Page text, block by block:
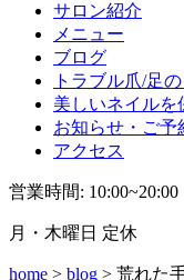
サロン紹介
メニュー
ブログ
トラブル爪/足
美しいネイルを
お知らせ・ご予
アクセス
営業時間: 10:00~20:00
月・木曜日 定休
home > blog > 荒れた